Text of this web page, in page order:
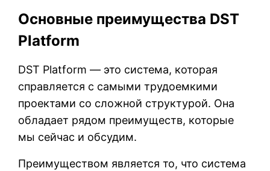
Основные преимущества DST
Platform
DST Platform — это система, которая
справляется с самыми трудоемкими
проектами со сложной структурой. Она
обладает рядом преимуществ, которые
мы сейчас и обсудим.
Преимуществом является то, что система